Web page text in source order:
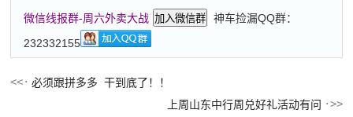
微信线报群-周六外卖大战 加入微信群
神车捡漏QQ群：
232332155
必须跟拼多多 干到底了！！
上周山东中行周兑好礼活动有问